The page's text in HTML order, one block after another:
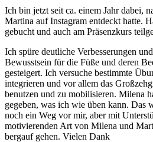
Ich bin jetzt seit ca. einem Jahr dabei,
Martina auf Instagram entdeckt hatte.
gebucht und auch am Präsenzkurs
Ich spüre deutliche Verbesserungen
Bewusstsein für die Füße und deren
gesteigert. Ich versuche bestimmte
integrieren und vor allem das
benutzen und zu mobilisieren. Milena
gegeben, was ich wie üben kann. Das
noch ein Weg vor mir, aber mit
motivierenden Art von Milena und
bergauf gehen. Vielen Dank